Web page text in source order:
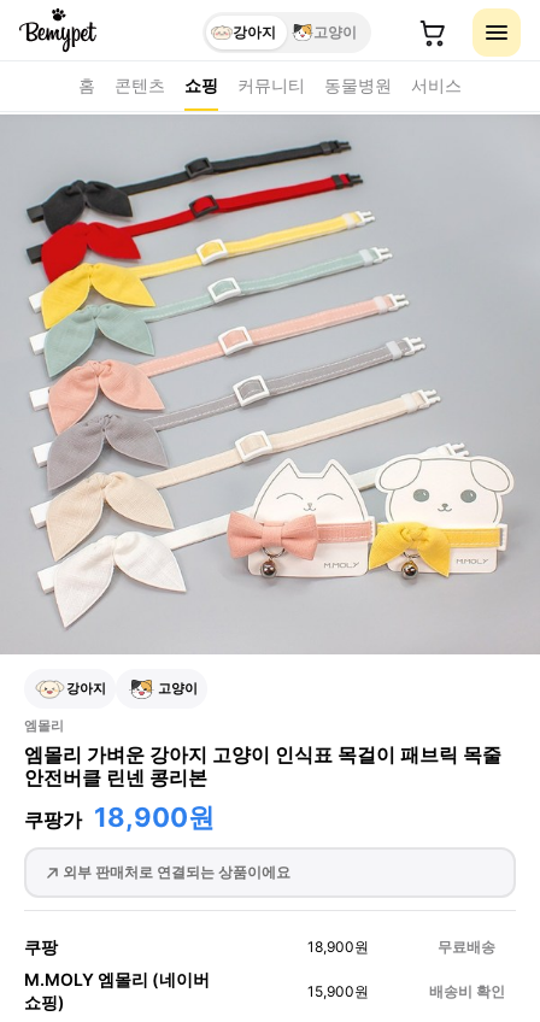
강아지 고양이
홈 콘텐츠 쇼핑 커뮤니티 동물병원 서비스
강아지 고양이
엠몰리
엠몰리 가벼운 강아지 고양이 인식표 목걸이 패브릭 목줄
안전버클 린넨 콩리본
쿠팡가 18,900원
외부 판매처로 연결되는 상품이에요
쿠팡 18,900원 무료배송
M.MOLY 엠몰리 (네이버
쇼핑)
15,900원 배송비 확인